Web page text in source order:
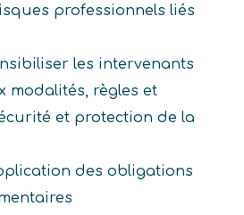
professionnels liés
les intervenants
modalités, règles et
et protection de la
des obligations